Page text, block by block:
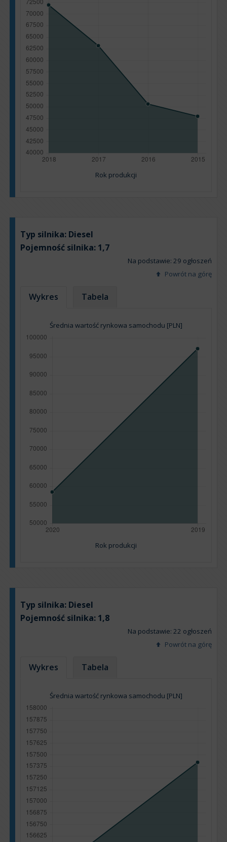
Rok produkcji
Typ silnika: Diesel
Pojemność silnika: 1,7
Na podstawie: 29 ogłoszeń
Powrót na górę
Wykres Tabela
Średnia wartość rynkowa samochodu [PLN]
Rok produkcji
Typ silnika: Diesel
Pojemność silnika: 1,8
Na podstawie: 22 ogłoszeń
Powrót na górę
Wykres Tabela
Średnia wartość rynkowa samochodu [PLN]